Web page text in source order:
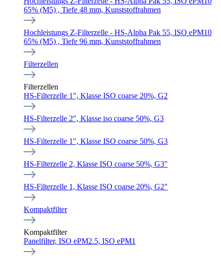
65% (M5) , Tiefe 48 mm, Kunststoffrahmen
Hochleistungs Z-Filterzelle - HS-Alpha Pak 55, ISO ePM10
65% (M5) , Tiefe 96 mm, Kunststoffrahmen
Filterzellen
Filterzellen
HS-Filterzelle 1", Klasse ISO coarse 20%, G2
HS-Filterzelle 2", Klasse iso coarse 50%, G3
HS-Filterzelle 1", Klasse ISO coarse 50%, G3
HS-Filterzelle 2, Klasse ISO coarse 50%, G3"
HS-Filterzelle 1, Klasse ISO coarse 20%, G2"
Kompaktfilter
Kompaktfilter
Panelfilter, ISO ePM2.5, ISO ePM1